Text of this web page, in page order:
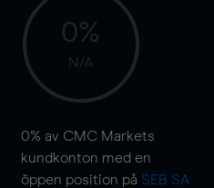
0%
N/A
0% av CMC Markets
kundkonton med en
öppen position på SEB SA